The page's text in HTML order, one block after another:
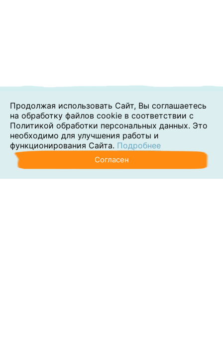
Продолжая использовать Сайт, Вы соглашаетесь
на обработку файлов cookie в соответствии с
Политикой обработки персональных данных. Это
необходимо для улучшения работы и
функционирования Сайта. Подробнее
Согласен